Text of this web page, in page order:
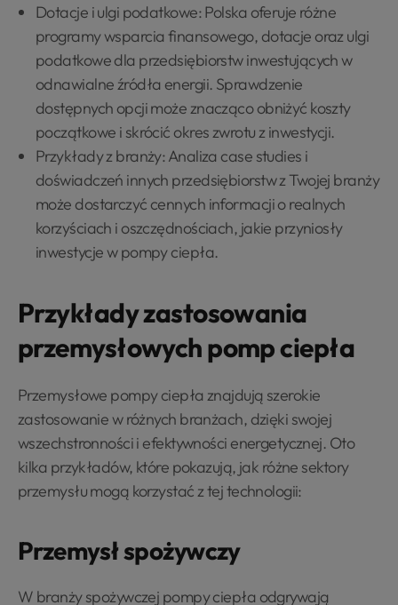
Dotacje i ulgi podatkowe: Polska oferuje różne
programy wsparcia finansowego, dotacje oraz ulgi
podatkowe dla przedsiębiorstw inwestujących w
odnawialne źródła energii. Sprawdzenie
dostępnych opcji może znacząco obniżyć koszty
początkowe i skrócić okres zwrotu z inwestycji.
Przykłady z branży: Analiza case studies i
doświadczeń innych przedsiębiorstw z Twojej branży
może dostarczyć cennych informacji o realnych
korzyściach i oszczędnościach, jakie przyniosły
inwestycje w pompy ciepła.
Przykłady zastosowania
przemysłowych pomp ciepła
Przemysłowe pompy ciepła znajdują szerokie
zastosowanie w różnych branżach, dzięki swojej
wszechstronności i efektywności energetycznej. Oto
kilka przykładów, które pokazują, jak różne sektory
przemysłu mogą korzystać z tej technologii:
Przemysł spożywczy
W branży spożywczej pompy ciepła odgrywają